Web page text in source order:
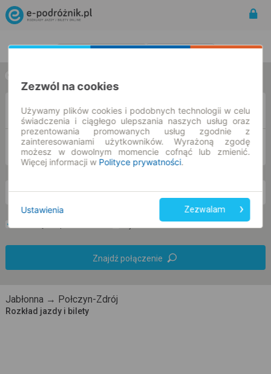
Z
DO
pn. 10 sie. -- : --
Znajdź połączenie
Jabłonna → Połczyn-Zdrój
Rozkład jazdy i bilety
Zezwól na cookies
Używamy plików cookies i podobnych technologii w celu
świadczenia i ciągłego ulepszania naszych usług oraz
prezentowania promowanych usług zgodnie z
zainteresowaniami użytkowników. Wyrażoną zgodę
możesz w dowolnym momencie cofnąć lub zmienić.
Więcej informacji w Polityce prywatności.
Ustawienia Zezwalam